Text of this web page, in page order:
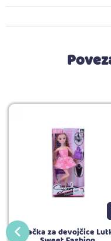
Igračka za devojčice